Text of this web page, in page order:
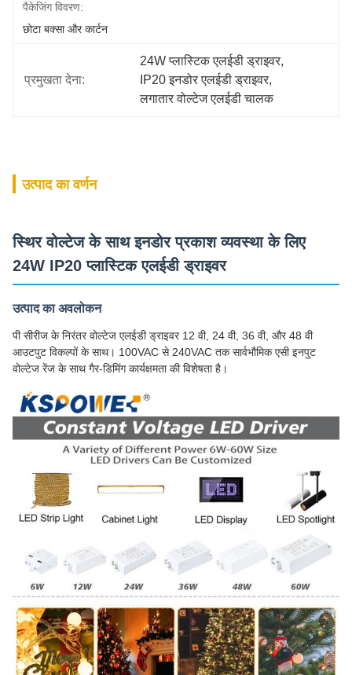
पैकेजिंग विवरण:
छोटा बक्सा और कार्टन
प्रमुखता देना:
24W प्लास्टिक एलईडी ड्राइवर,
IP20 इनडोर एलईडी ड्राइवर,
लगातार वोल्टेज एलईडी चालक
उत्पाद का वर्णन
स्थिर वोल्टेज के साथ इनडोर प्रकाश व्यवस्था के लिए
24W IP20 प्लास्टिक एलईडी ड्राइवर
उत्पाद का अवलोकन
पी सीरीज के निरंतर वोल्टेज एलईडी ड्राइवर 12 वी, 24 वी, 36 वी, और 48 वी
आउटपुट विकल्पों के साथ। 100VAC से 240VAC तक सार्वभौमिक एसी इनपुट
वोल्टेज रेंज के साथ गैर-डिमिंग कार्यक्षमता की विशेषता है।